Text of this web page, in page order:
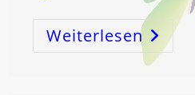
Weiterlesen Es
Gibt
Nur
EINEN